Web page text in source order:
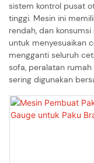
sistem kontrol pusat
tinggi. Mesin ini
rendah, dan
untuk menyesuaikan
mengganti seluruh
sofa, peralatan
sering digunakan